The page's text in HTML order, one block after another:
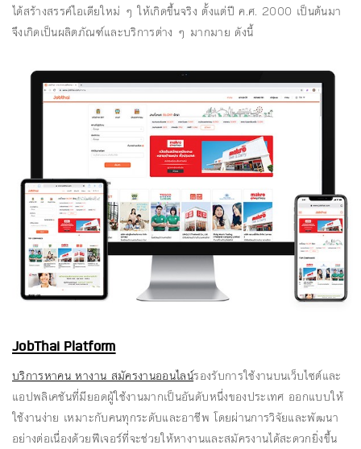
ได้สร้างสรรค์ไอเดียใหม่ ๆ ให้เกิดขึ้นจริง ตั้งแต่ปี ค.ศ. 2000 เป็นต้นมา
จึงเกิดเป็นผลิตภัณฑ์และบริการต่าง ๆ มากมาย ดังนี้
JobThai Platform
บริการหาคน หางาน สมัครงานออนไลน์รองรับการใช้งานบนเว็บไซต์และ
แอปพลิเคชันที่มียอดผู้ใช้งานมากเป็นอันดับหนึ่งของประเทศ ออกแบบให้
ใช้งานง่าย เหมาะกับคนทุกระดับและอาชีพ โดยผ่านการวิจัยและพัฒนา
อย่างต่อเนื่องด้วยฟีเจอร์ที่จะช่วยให้หางานและสมัครงานได้สะดวกยิ่งขึ้น